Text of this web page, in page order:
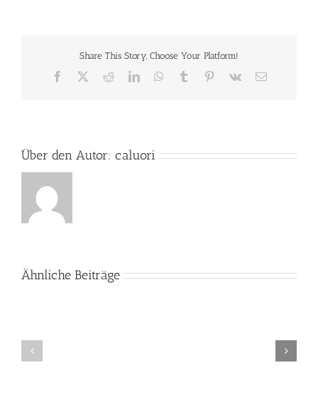
Share This Story, Choose Your Platform!
Facebook RedditLinkedInWhatsApp
Tumblr Pinterest
Vk
E-
Über den Autor: caluori
Ähnliche Beiträge
Kinderheim